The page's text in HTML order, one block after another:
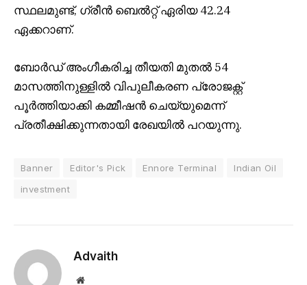
സ്ഥലമുണ്ട്, ഗ്രീൻ ബെൽറ്റ് ഏരിയ 42.24
ഏക്കറാണ്.
ബോർഡ് അംഗീകരിച്ച തീയതി മുതൽ 54
മാസത്തിനുള്ളിൽ വിപുലീകരണ പ്രോജക്റ്റ്
പൂർത്തിയാക്കി കമ്മീഷൻ ചെയ്യുമെന്ന്
പ്രതീക്ഷിക്കുന്നതായി രേഖയിൽ പറയുന്നു.
Banner Editor's Pick Ennore Terminal
Indian Oil
investment
Advaith
Website